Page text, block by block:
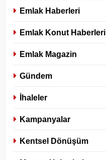
Emlak Haberleri
Emlak Konut Haberleri
Emlak Magazin
Gündem
İhaleler
Kampanyalar
Kentsel Dönüşüm